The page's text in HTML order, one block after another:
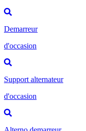
Demarreur
d'occasion
Support alternateur
d'occasion